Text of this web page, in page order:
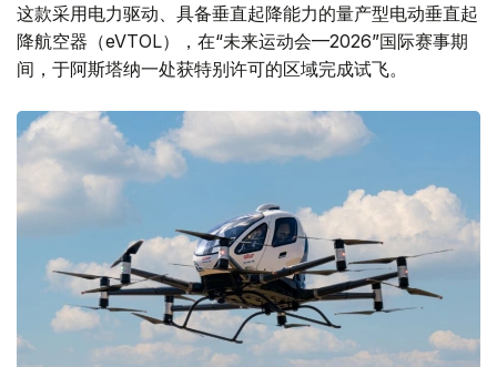
这款采用电力驱动、具备垂直起降能力的量产型电动垂直起
降航空器（eVTOL），在“未来运动会—2026”国际赛事期
间，于阿斯塔纳一处获特别许可的区域完成试飞。